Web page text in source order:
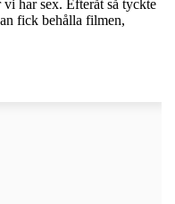
har sex. Efteråt så tyckte
fick behålla filmen,